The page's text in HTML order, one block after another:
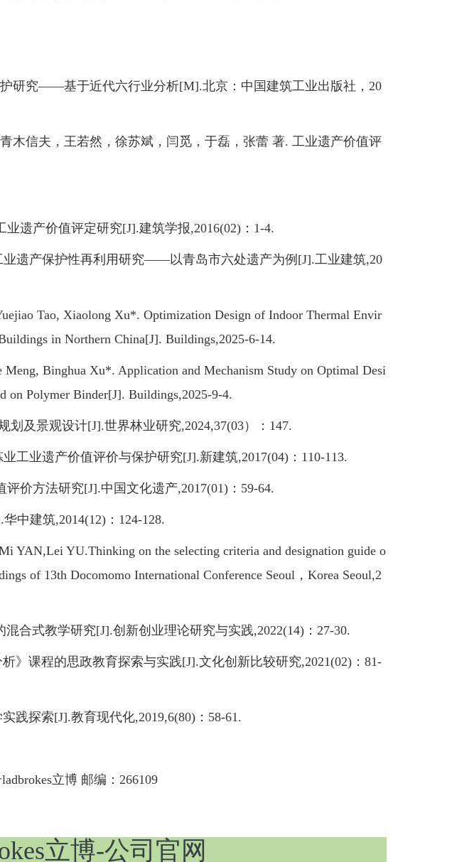
究——基于近代六行业分析[M].北京：中国建筑工业出版社，20
信夫，王若然，徐苏斌，闫觅，于磊，张蕾 著. 工业遗产价值评
产价值评定研究[J].建筑学报,2016(02)：1-4.
遗产保护性再利用研究——以青岛市六处遗产为例[J].工业建筑,20
Tao, Xiaolong Xu*. Optimization Design of Indoor Thermal Envir
in Northern China[J]. Buildings,2025-6-14.
Binghua Xu*. Application and Mechanism Study on Optimal Desi
on Polymer Binder[J]. Buildings,2025-9-4.
及景观设计[J].世界林业研究,2024,37(03）：147.
业遗产价值评价与保护研究[J].新建筑,2017(04)：110-113.
方法研究[J].中国文化遗产,2017(01)：59-64.
建筑,2014(12)：124-128.
YU.Thinking on the selecting criteria and designation guide o
of 13th Docomomo International Conference Seoul，Korea Seoul,2
式教学研究[J].创新创业理论研究与实践,2022(14)：27-30.
课程的思政教育探索与实践[J].文化创新比较研究,2021(02)：81-
探索[J].教育现代化,2019,6(80)：58-61.
立博 邮编：266109
立博-公司官网